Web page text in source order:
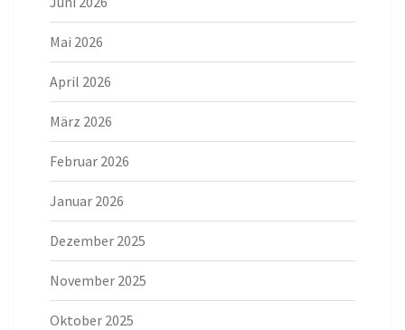
Mai 2026
April 2026
März 2026
Februar 2026
Januar 2026
Dezember 2025
November 2025
Oktober 2025